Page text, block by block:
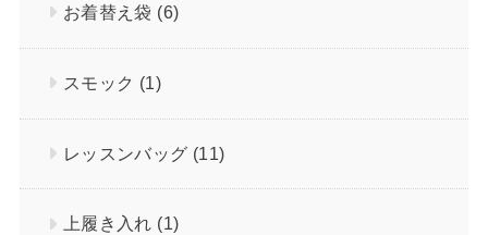
お着替え袋 (6)
スモック (1)
レッスンバッグ (11)
上履き入れ (1)